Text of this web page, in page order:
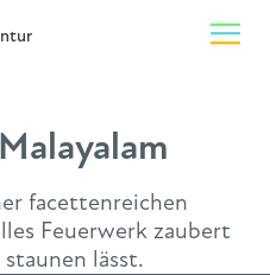
Malayalam
facettenreichen
Feuerwerk zaubert
lässt.